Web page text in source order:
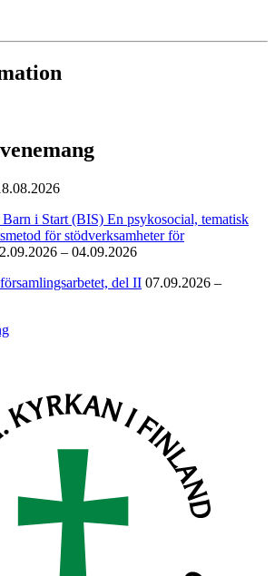
i Start (BIS) En psykosocial, tematisk
för stödverksamheter för
– 04.09.2026
del II 07.09.2026 –